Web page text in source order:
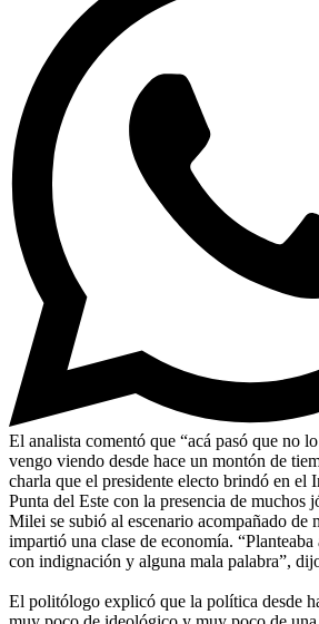
El analista comentó que “acá pasó que no
vengo viendo desde hace un montón de
charla que el presidente electo brindó en el
Punta del Este con la presencia de muchos
Milei se subió al escenario acompañado de
impartió una clase de economía.
con indignación y alguna mala palabra”,
El politólogo explicó que la política desde